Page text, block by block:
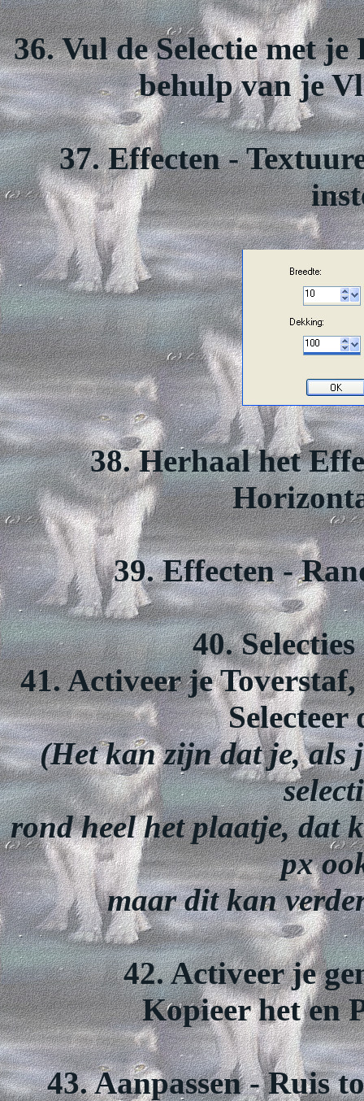
36. Vul de Selectie met
behulp van je
37. Effecten -
38. Herhaal het
39. Effecten -
40.
41. Activeer je
Selecteer
(Het kan zijn dat je, als
rond heel het plaatje, dat
px
maar dit kan
42. Activeer je
Kopieer het en
43. Aanpassen - Ruis